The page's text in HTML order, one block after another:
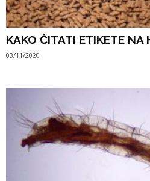
KAKO ČITATI ETIKETE NA
03/11/2020